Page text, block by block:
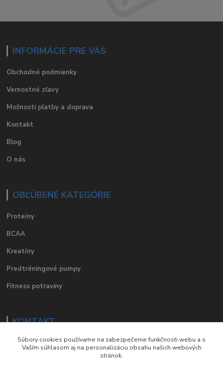
INFORMÁCIE PRE VÁS
Obchodné podmienky
Vernostné zľavy
Možnosti platby a doprava
Kontakt
Blog
O nás
OBĽÚBENÉ KATEGÓRIE
Proteíny
BCAA
Kreatíny
Predtréningové pumpy
Fitness potraviny
KONTAKT
e-mail:eshop@suplements.sk
Súbory cookies používame na zabezpečenie funkčnosti webu a s
Vaším súhlasom aj na personalizáciu obsahu našich webových
stránok.